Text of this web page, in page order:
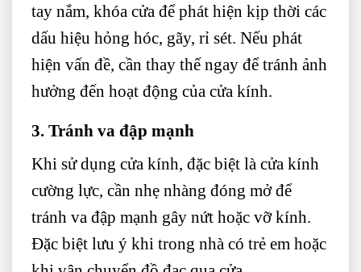
tay nắm, khóa cửa để phát hiện kịp thời các
dấu hiệu hỏng hóc, gãy, rỉ sét. Nếu phát
hiện vấn đề, cần thay thế ngay để tránh ảnh
hưởng đến hoạt động của cửa kính.
3. Tránh va đập mạnh
Khi sử dụng cửa kính, đặc biệt là cửa kính
cường lực, cần nhẹ nhàng đóng mở để
tránh va đập mạnh gây nứt hoặc vỡ kính.
Đặc biệt lưu ý khi trong nhà có trẻ em hoặc